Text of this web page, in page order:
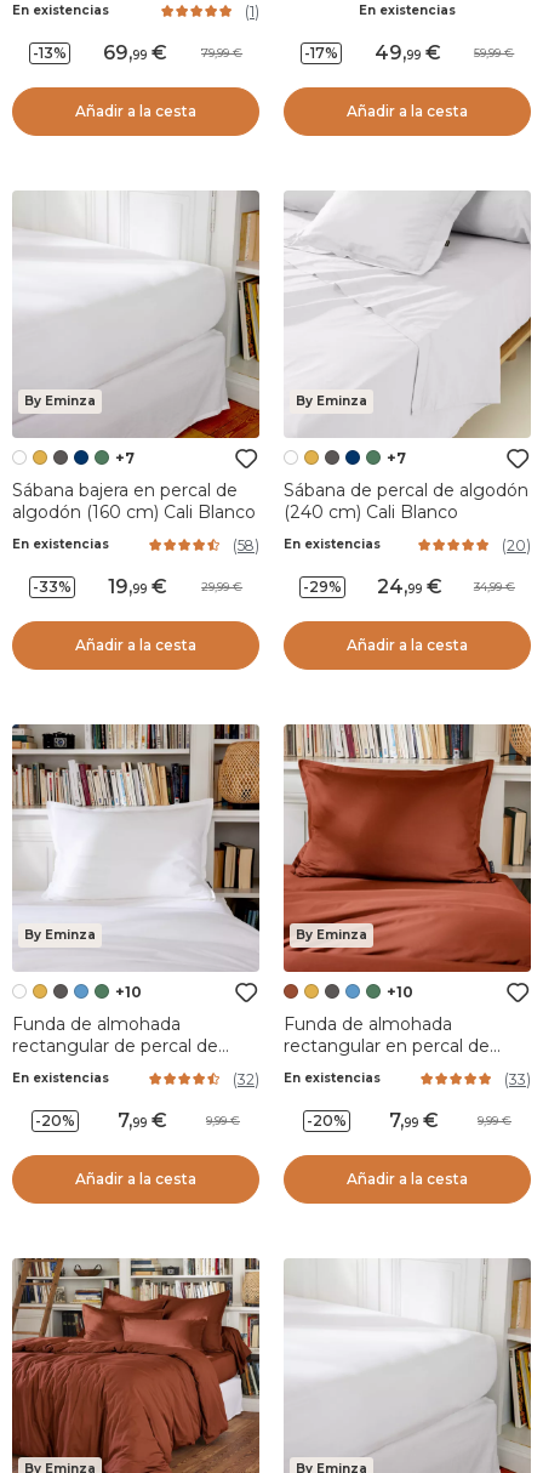
En existencias (1)
-13% 69,99 79,99
Añadir a la cesta
En existencias
-17% 49,99 59,99
Añadir a la cesta
By Eminza
+7
Sábana bajera en percal de
algodón (160 cm) Cali Blanco
En existencias (58)
-33% 19,99 29,99
Añadir a la cesta
By Eminza
+7
Sábana de percal de algodón
(240 cm) Cali Blanco
En existencias (20)
-29% 24,99 34,99
Añadir a la cesta
By Eminza
+10
Funda de almohada
rectangular de percal de
En existencias (32)
-20% 7,99 9,99
Añadir a la cesta
By Eminza
+10
Funda de almohada
rectangular en percal de
Terracota
En existencias (33)
-20% 7,99 9,99
Añadir a la cesta
By Eminza By Eminza